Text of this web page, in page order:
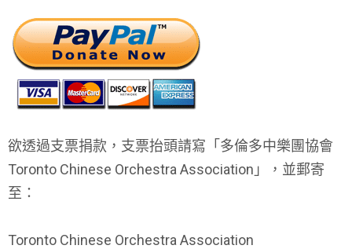
欲透過支票捐款，支票抬頭請寫「多倫多中樂團協會
Toronto Chinese Orchestra Association」，並郵寄
至：
Toronto Chinese Orchestra Association